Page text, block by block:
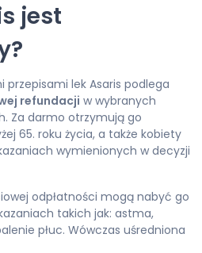
jest
przepisami lek Asaris podlega
refundacji w wybranych
Za darmo otrzymują go
65. roku życia, a także kobiety
wymienionych w decyzji
odpłatności mogą nabyć go
takich jak: astma,
płuc. Wówczas uśredniona